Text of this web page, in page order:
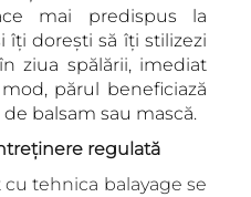
mai predispus la
îți dorești să îți stilizezi
ziua spălării, imediat
părul beneficiază
balsam sau mască.
regulată
tehnica balayage se